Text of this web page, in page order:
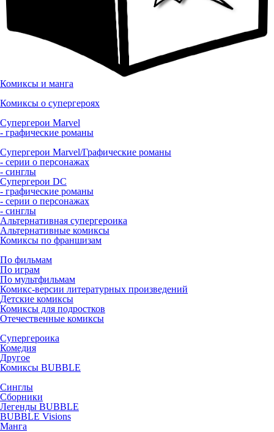
Комиксы и манга
Комиксы о супергероях
Супергерои Marvel
- графические романы
Супергерои Marvel/Графические романы
- серии о персонажах
- синглы
Супергерои DC
- графические романы
- серии о персонажах
- синглы
Альтернативная супергероика
Альтернативные комиксы
Комиксы по франшизам
По фильмам
По играм
По мультфильмам
Комикс-версии литературных произведений
Детские комиксы
Комиксы для подростков
Отечественные комиксы
Супергероика
Комедия
Другое
Комиксы BUBBLE
Синглы
Сборники
Легенды BUBBLE
BUBBLE Visions
Манга